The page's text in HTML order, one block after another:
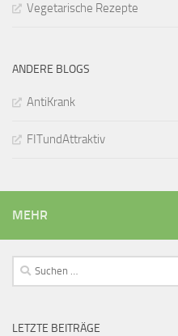
Vegetarische Rezepte
ANDERE BLOGS
AntiKrank
FITundAttraktiv
MEHR
Suchen
nach:
LETZTE BEITRÄGE